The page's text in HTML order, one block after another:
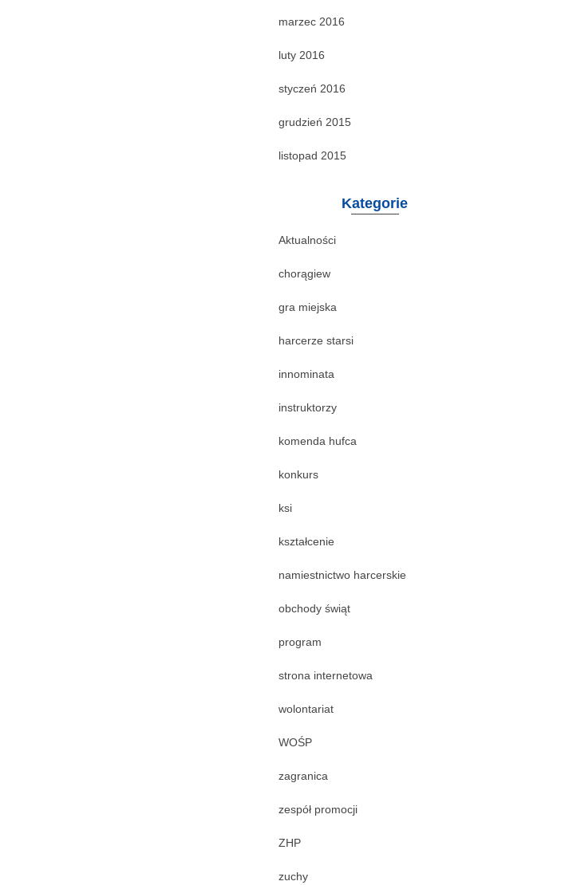
marzec 2016
luty 2016
styczeń 2016
grudzień 2015
listopad 2015
Kategorie
Aktualności
chorągiew
gra miejska
harcerze starsi
innominata
instruktorzy
komenda hufca
konkurs
ksi
kształcenie
namiestnictwo harcerskie
obchody świąt
program
strona internetowa
wolontariat
WOŚP
zagranica
zespół promocji
ZHP
zuchy